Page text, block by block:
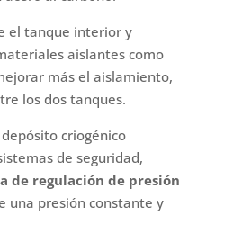
el tanque interior y
aislantes como
más el aislamiento,
los dos tanques.
criogénico
de seguridad,
de regulación de presión
una presión constante y